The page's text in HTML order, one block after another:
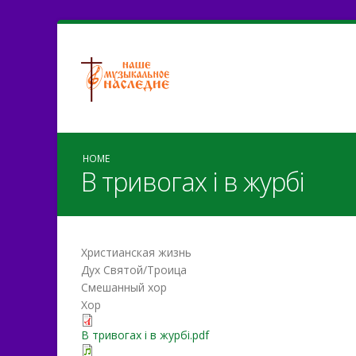
HOME
В тривогах і в журбі
Христианская жизнь
Дух Святой/Троица
Смешанный хор
Хор
В тривогах і в журбі.pdf